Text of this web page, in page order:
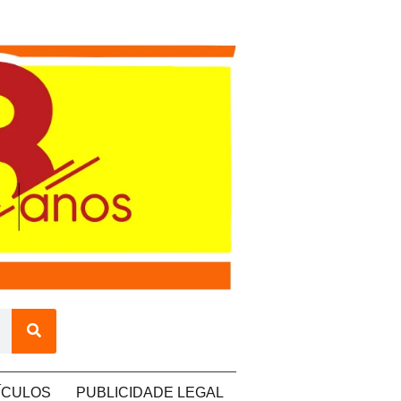
PUBLICIDADE LEGAL